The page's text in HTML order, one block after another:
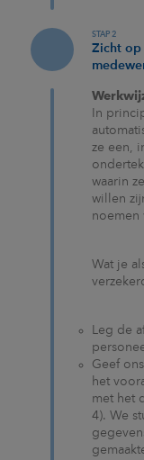
STAP 2
Zicht op
In
ze een,
waarin
willen
noemen
Wat je
Leg de
Geef
het
met het
4). We